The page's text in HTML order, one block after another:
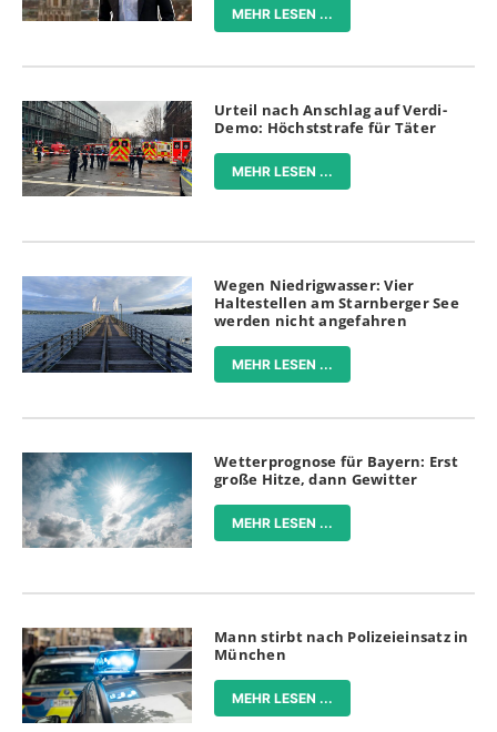
MEHR LESEN ...
Urteil nach Anschlag auf Verdi-
Demo: Höchststrafe für Täter
MEHR LESEN ...
Wegen Niedrigwasser: Vier
Haltestellen am Starnberger See
werden nicht angefahren
MEHR LESEN ...
Wetterprognose für Bayern: Erst
große Hitze, dann Gewitter
MEHR LESEN ...
Mann stirbt nach Polizeieinsatz in
München
MEHR LESEN ...